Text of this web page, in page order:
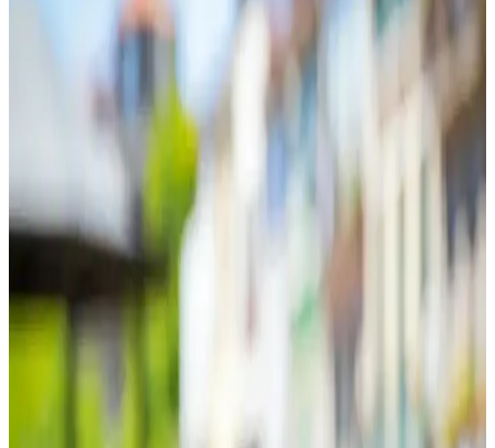
NanoSteamer cihazları, nano-ionic buhar teknolojisiyle ciltte
derinlemesine temizlik ve nemlendirme sağlar, çok fonksiyonlu
kullanımıyla bakım süreçlerini kolaylaştırır.
En İyi Krema Seçimi: Güvenilir ve Etkili Ürünlerle
Sağlıklı Cilt Bakımı Rehberi
Cilt tipine uygun, güvenilir ve doğal içerikli kremlerle sağlıklı ve
genç bir cilde ulaşmanın yollarını keşfedin. Uzman önerileriyle
doğru ürün seçimi ve kullanımı hakkında bilgi edinin.
Chrysamed Jel: Hassas ve Sorunlu Ciltler İçin
Güvenilir Dermatolojik Çözüm
Chrysamed jel, hassas ciltleri yatıştıran ve iyileştiren dermatolojik bir
ürün olup, tahrişi hafifletir, cilt bariyerini güçlendirir ve çeşitli cilt
Pirinç Suyu Nedir ve Güzellik ile Sağlıkta Kullanım
Alanları Hakkında Bilgiler